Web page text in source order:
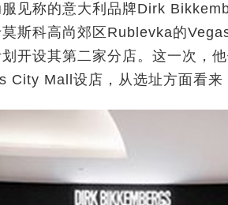
见称的意大利品牌Dirk
斯科高尚郊区Rublevka的
开设其第二家分店。这一次，
City Mall设店，从选址方面看来